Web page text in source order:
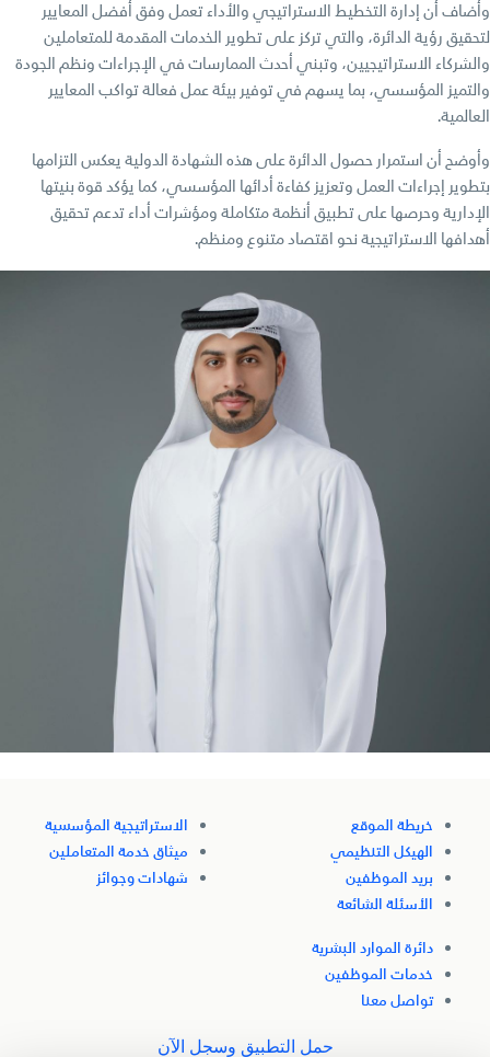
وأضاف أن إدارة التخطيط الاستراتيجي والأداء تعمل وفق أفضل المعايير
لتحقيق رؤية الدائرة، والتي تركز على تطوير الخدمات المقدمة للمتعاملين
والشركاء الاستراتيجيين، وتبني أحدث الممارسات في الإجراءات ونظم الجودة
والتميز المؤسسي، بما يسهم في توفير بيئة عمل فعالة تواكب المعايير
العالمية.
وأوضح أن استمرار حصول الدائرة على هذه الشهادة الدولية يعكس التزامها
بتطوير إجراءات العمل وتعزيز كفاءة أدائها المؤسسي، كما يؤكد قوة بنيتها
الإدارية وحرصها على تطبيق أنظمة متكاملة ومؤشرات أداء تدعم تحقيق
أهدافها الاستراتيجية نحو اقتصاد متنوع ومنظم.
خريطة الموقع
الهيكل التنظيمي
بريد الموظفين
الأسئلة الشائعة
الاستراتيجية المؤسسية
ميثاق خدمة المتعاملين
شهادات وجوائز
دائرة الموارد البشرية
خدمات الموظفين
تواصل معنا
حمل التطبيق وسجل الآن